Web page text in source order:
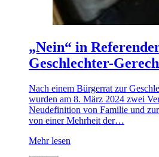
„Nein“ in
Geschlechter-
Nach einem Bürgerrat zur
wurden am 8. März 2024 zwei
Neudefinition von Familie und
von einer Mehrheit der…
Mehr lesen